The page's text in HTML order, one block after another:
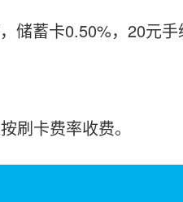
储蓄卡0.50%，20元
刷卡费率收费。